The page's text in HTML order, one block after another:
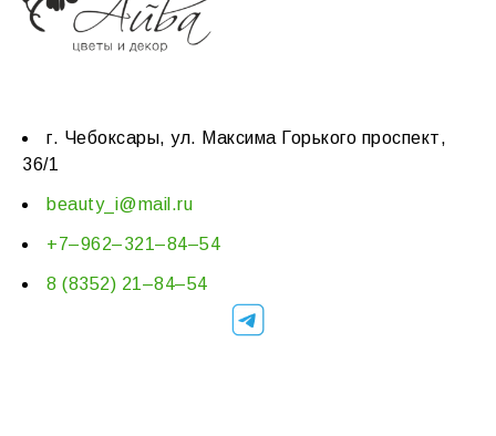
г. Чебоксары, ул. Максима Горького проспект,
36/1
beauty_i@mail.ru
+7–962–321–84–54
8 (8352) 21–84–54